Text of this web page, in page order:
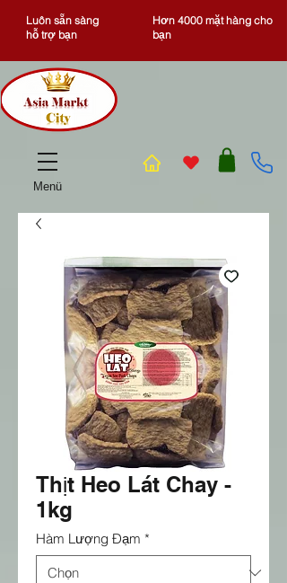
Menü
Luôn sẵn sàng
hỗ trợ bạn
Hơn 4000 mặt hàng cho
bạn
Thịt Heo Lát Chay -
1kg
Hàm Lượng Đạm *